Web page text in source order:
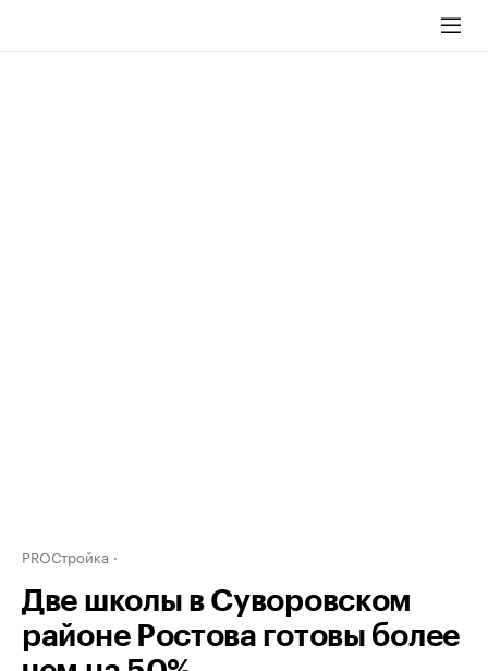
PROСтройка
Две школы в Суворовском
районе Ростова готовы более